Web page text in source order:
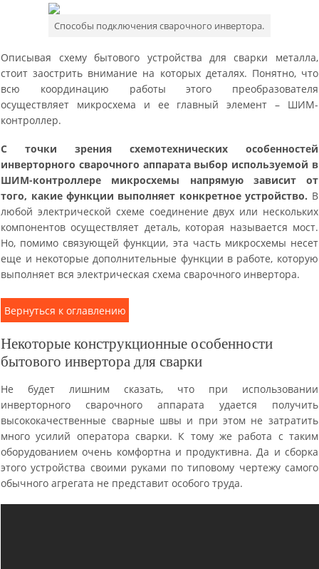
Способы подключения сварочного инвертора.
Описывая схему бытового устройства для сварки металла,
стоит заострить внимание на которых деталях. Понятно, что
всю координацию работы этого преобразователя
осуществляет микросхема и ее главный элемент – ШИМ-
контроллер.
С точки зрения схемотехнических особенностей
инверторного сварочного аппарата выбор используемой в
ШИМ-контроллере микросхемы напрямую зависит от
того, какие функции выполняет конкретное устройство. В
любой электрической схеме соединение двух или нескольких
компонентов осуществляет деталь, которая называется мост.
Но, помимо связующей функции, эта часть микросхемы несет
еще и некоторые дополнительные функции в работе, которую
выполняет вся электрическая схема сварочного инвертора.
Вернуться к оглавлению
Некоторые конструкционные особенности
бытового инвертора для сварки
Не будет лишним сказать, что при использовании
инверторного сварочного аппарата удается получить
высококачественные сварные швы и при этом не затратить
много усилий оператора сварки. К тому же работа с таким
оборудованием очень комфортна и продуктивна. Да и сборка
этого устройства своими руками по типовому чертежу самого
обычного агрегата не представит особого труда.